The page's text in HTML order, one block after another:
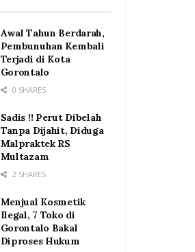
Awal Tahun Berdarah,
Pembunuhan Kembali
Terjadi di Kota
Gorontalo
0 SHARES
Sadis !! Perut Dibelah
Tanpa Dijahit, Diduga
Malpraktek RS
Multazam
2 SHARES
Menjual Kosmetik
Ilegal, 7 Toko di
Gorontalo Bakal
Diproses Hukum